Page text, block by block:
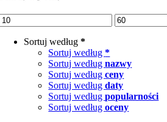
Cena
max
Sortuj według*
Sortuj według*
Sortuj wedługnazwy
Sortuj wedługceny
Sortuj wedługdaty
Sortuj wedługpopularności
Sortuj wedługoceny